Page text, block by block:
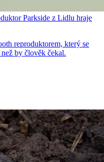
Parkside z Lidlu hraje
reproduktorem, který se
by člověk čekal.